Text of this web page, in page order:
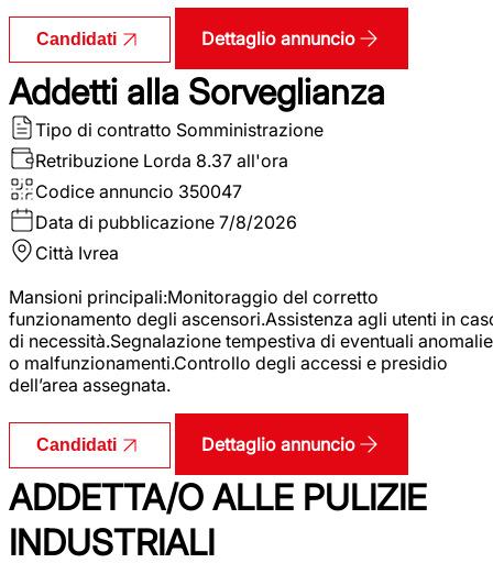
Candidati Dettaglio annuncio
Addetti alla Sorveglianza
Tipo di contratto Somministrazione
Retribuzione Lorda 8.37 all'ora
Codice annuncio 350047
Data di pubblicazione 7/8/2026
Città Ivrea
Mansioni principali:Monitoraggio del corretto
funzionamento degli ascensori.Assistenza agli utenti in
di necessità.Segnalazione tempestiva di eventuali anomalie
o malfunzionamenti.Controllo degli accessi e presidio
dell’area assegnata.
Candidati Dettaglio annuncio
ADDETTA/O ALLE PULIZIE
INDUSTRIALI